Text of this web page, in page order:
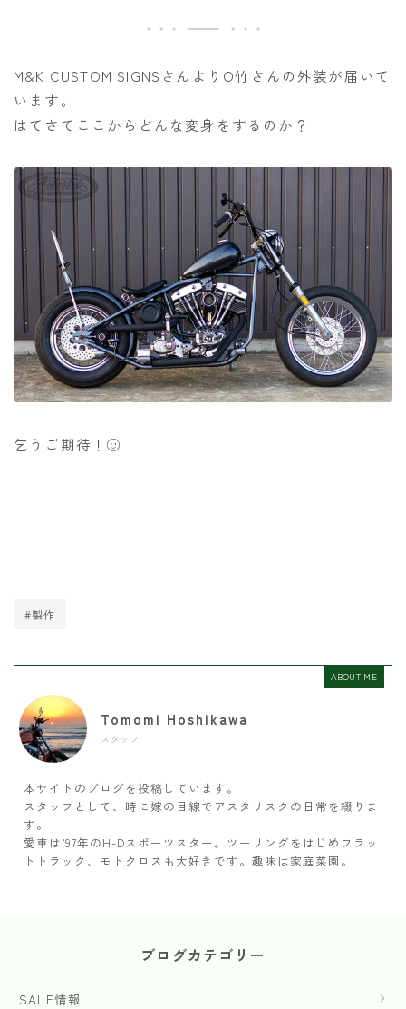
M&K CUSTOM SIGNSさんよりO竹さんの外装が届いて
います。
はてさてここからどんな変身をするのか？
乞うご期待！
#製作
ABOUT ME
Tomomi Hoshikawa
スタッフ
本サイトのブログを投稿しています。
スタッフとして、時に嫁の目線でアスタリスクの日常を綴りま
す。
愛車は’97年のH-Dスポーツスター。ツーリングをはじめフラッ
トトラック、モトクロスも大好きです。趣味は家庭菜園。
ブログカテゴリー
SALE情報